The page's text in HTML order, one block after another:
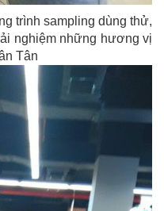
trình sampling dùng thử,
nghiệm những hương vị
Tân